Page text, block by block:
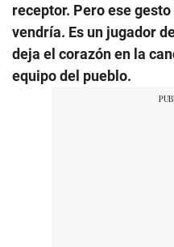
receptor. Pero ese
vendría. Es un jugador
deja el corazón en la
equipo del pueblo.